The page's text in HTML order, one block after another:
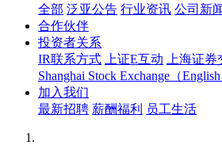
全部 泛亚公告 行业资讯 公司新
合作伙伴
投资者关系
IR联系方式
上证E互动
上海证券
Shanghai Stock Exchange（English
加入我们
最新招聘 薪酬福利 员工生活